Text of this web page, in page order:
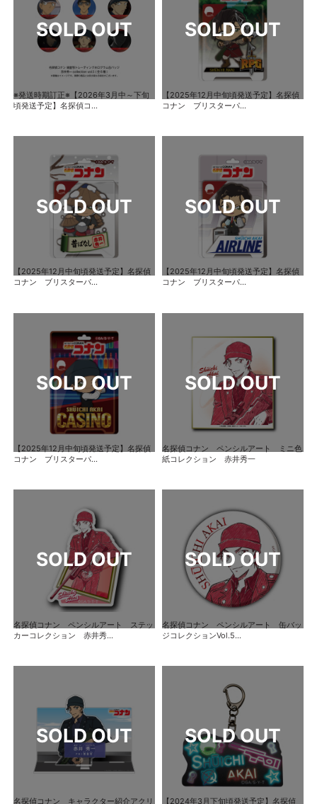
※発送時期訂正※【2026年3月中～下旬
頃発送予定】名探偵コ...
【2025年12月中旬頃発送予定】名探偵
コナン ブリスターパ...
【2025年12月中旬頃発送予定】名探偵
コナン ブリスターパ...
【2025年12月中旬頃発送予定】名探偵
コナン ブリスターパ...
【2025年12月中旬頃発送予定】名探偵
コナン ブリスターパ...
名探偵コナン ペンシルアート ミニ色
紙コレクション 赤井秀一
名探偵コナン ペンシルアート ステッ
カーコレクション 赤井秀...
名探偵コナン ペンシルアート 缶バッ
ジコレクションVol.5...
名探偵コナン キャラクター紹介アクリ 【2024年3月下旬頃発送予定】名探偵